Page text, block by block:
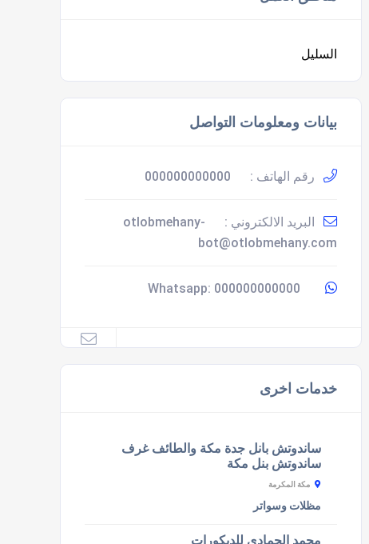
السليل
بيانات ومعلومات التواصل
رقم الهاتف : 000000000000
البريد الالكتروني :
otlobmehany-
bot@otlobmehany.com
000000000000
خدمات اخرى
ساندوتش بانل جدة مكة والطائف غرف
ساندوتش بنل مكة
مكة المكرمة
مظلات وسواتر
محمد الحمادي للديكورات